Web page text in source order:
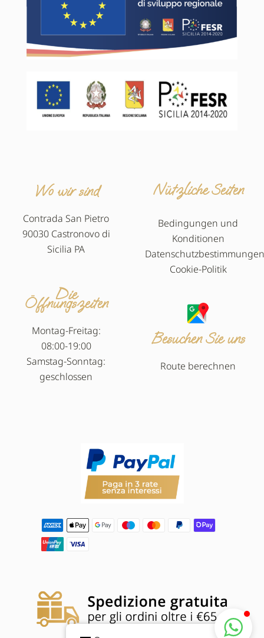
Wo wir sind
Contrada San Pietro
90030 Castronovo di
Sicilia PA
Die
Öffnungszeiten
Montag-Freitag:
08:00-19:00
Samstag-Sonntag:
geschlossen
Nützliche Seiten
Bedingungen und
Konditionen
Cookie-Politik
Besuchen Sie uns
Route berechnen